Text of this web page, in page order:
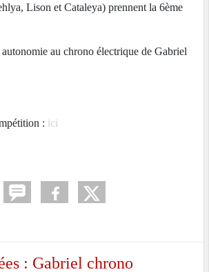
Lison et Cataleya) prennent la 6ème
au chrono électrique de Gabriel
: ici
: Gabriel chrono